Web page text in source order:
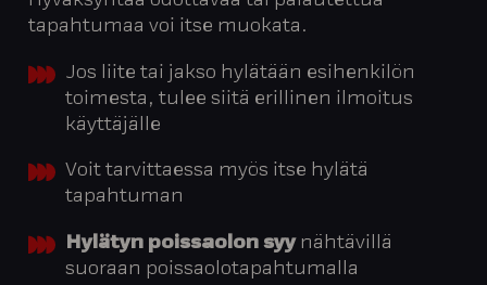
tapahtumaa voi itse muokata.
Jos liite tai jakso hylätään esihenkilön
toimesta, tulee siitä erillinen ilmoitus
käyttäjälle
Voit tarvittaessa myös itse hylätä
tapahtuman
Hylätyn poissaolon syynähtävillä
suoraan poissaolotapahtumalla